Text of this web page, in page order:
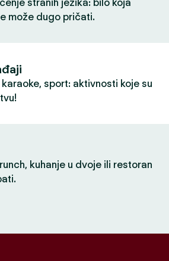
stranih jezika: bilo koja
može dugo pričati.
sport: aktivnosti koje su
kuhanje u dvoje ili restoran